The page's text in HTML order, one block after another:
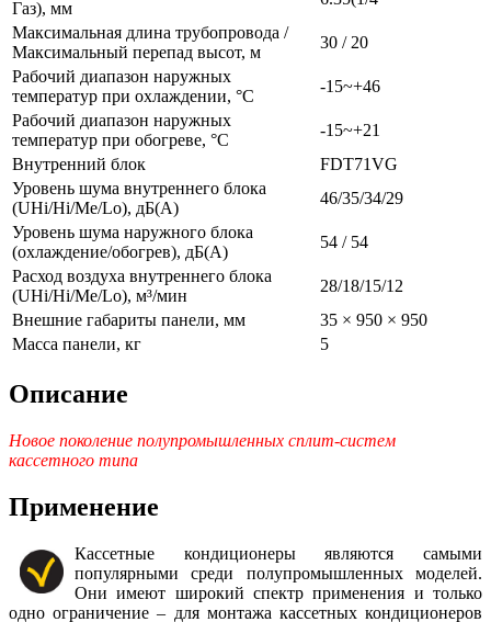
Газ), мм
Максимальная длина трубопровода /
Максимальный перепад высот, м
30 / 20
Рабочий диапазон наружных
температур при охлаждении, °С
-15~+46
Рабочий диапазон наружных
температур при обогреве, °С
-15~+21
Внутренний блок
FDT71VG
Уровень шума внутреннего блока
(UHi/Hi/Me/Lo), дБ(А)
46/35/34/29
Уровень шума наружного блока
(охлаждение/обогрев), дБ(А)
54 / 54
Расход воздуха внутреннего блока
(UHi/Hi/Me/Lo), м³/мин
28/18/15/12
Внешние габариты панели, мм
35 × 950 × 950
Масса панели, кг
5
Описание
Новое поколение полупромышленных сплит-систем
кассетного типа
Применение
Кассетные кондиционеры являются самыми
популярными среди полупромышленных моделей.
Они имеют широкий спектр применения и только
одно ограничение – для монтажа кассетных кондиционеров